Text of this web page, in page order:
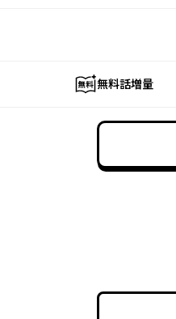
無料話増量